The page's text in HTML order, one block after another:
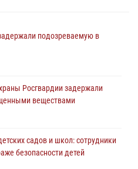
подозреваемую в
Росгвардии задержали
веществами
садов и школ: сотрудники
безопасности детей